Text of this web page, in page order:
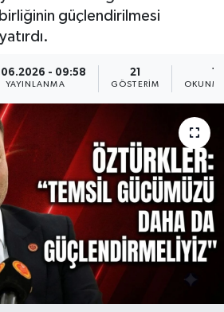
güçlendirilmesi
- 09:58
YAYINLANMA
21
GÖSTERIM